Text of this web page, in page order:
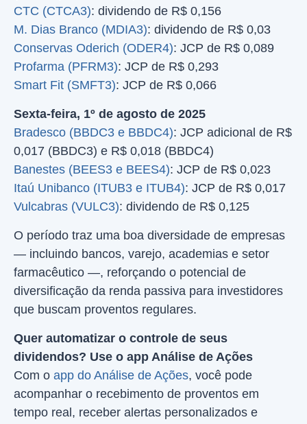
CTC (CTCA3): dividendo de R$ 0,156
M. Dias Branco (MDIA3): dividendo de R$ 0,03
Conservas Oderich (ODER4): JCP de R$ 0,089
Profarma (PFRM3): JCP de R$ 0,293
Smart Fit (SMFT3): JCP de R$ 0,066
Sexta-feira, 1º de agosto de 2025
Bradesco (BBDC3 e BBDC4): JCP adicional de R$
0,017 (BBDC3) e R$ 0,018 (BBDC4)
Banestes (BEES3 e BEES4): JCP de R$ 0,023
Itaú Unibanco (ITUB3 e ITUB4): JCP de R$ 0,017
Vulcabras (VULC3): dividendo de R$ 0,125
O período traz uma boa diversidade de empresas
— incluindo bancos, varejo, academias e setor
farmacêutico —, reforçando o potencial de
diversificação da renda passiva para investidores
que buscam proventos regulares.
Quer automatizar o controle de seus
dividendos? Use o app Análise de Ações
Com o app do Análise de Ações, você pode
acompanhar o recebimento de proventos em
tempo real, receber alertas personalizados e